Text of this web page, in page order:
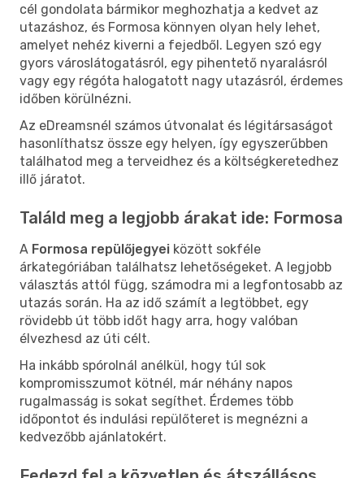
cél gondolata bármikor meghozhatja a kedvet az
utazáshoz, és Formosa könnyen olyan hely lehet,
amelyet nehéz kiverni a fejedből. Legyen szó egy
gyors városlátogatásról, egy pihentető nyaralásról
vagy egy régóta halogatott nagy utazásról, érdemes
időben körülnézni.
Az eDreamsnél számos útvonalat és légitársaságot
hasonlíthatsz össze egy helyen, így egyszerűbben
találhatod meg a terveidhez és a költségkeretedhez
illő járatot.
Találd meg a legjobb árakat ide: Formosa
A Formosa repülőjegyei között sokféle
árkategóriában találhatsz lehetőségeket. A legjobb
választás attól függ, számodra mi a legfontosabb az
utazás során. Ha az idő számít a legtöbbet, egy
rövidebb út több időt hagy arra, hogy valóban
élvezhesd az úti célt.
Ha inkább spórolnál anélkül, hogy túl sok
kompromisszumot kötnél, már néhány napos
rugalmasság is sokat segíthet. Érdemes több
időpontot és indulási repülőteret is megnézni a
kedvezőbb ajánlatokért.